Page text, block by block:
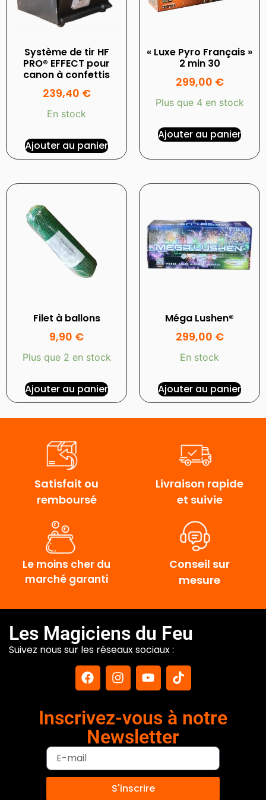
Système de tir HF
PRO® EFFECT pour
canon à confettis
239,40 €
En stock
Ajouter au panier
« Luxe Pyro Français »
2 min 30
299,00 €
Plus que 4 en stock
Ajouter au panier
Filet à ballons
9,90 €
Plus que 2 en stock
Ajouter au panier
Méga Lushen®
299,00 €
En stock
Ajouter au panier
Satisfait ou
remboursé
Livraison rapide
et suivie
Le moins cher du
marché garanti
Conseil sur
mesure
Les Magiciens du Feu
Suivez nous sur les réseaux sociaux :
Inscrivez-vous à notre
Newsletter
S'inscrire